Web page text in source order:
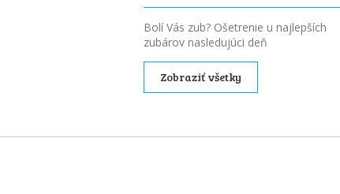
Bolí Vás zub? Ošetrenie u najlepších
zubárov nasledujúci deň
Zobraziť všetky